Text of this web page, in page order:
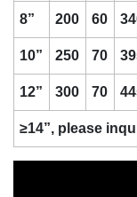
8” 200 60
10” 250 70
12” 300 70
≥14”, please